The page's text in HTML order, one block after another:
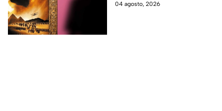
actores, ya se dio a conocer
04 agosto, 2026